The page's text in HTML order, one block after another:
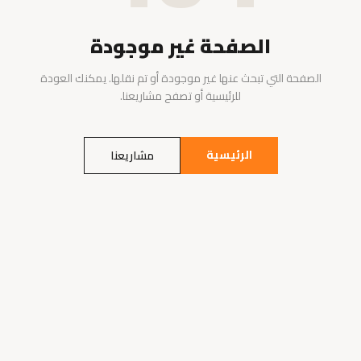
الصفحة غير موجودة
الصفحة التي تبحث عنها غير موجودة أو تم نقلها. يمكنك العودة
للرئيسية أو تصفح مشاريعنا.
الرئيسية مشاريعنا